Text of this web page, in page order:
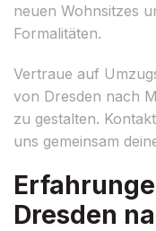
neuen Wohnsitzes
Formalitäten.
Vertraue auf
von Dresden nach
zu gestalten.
uns gemeinsam
Dresden